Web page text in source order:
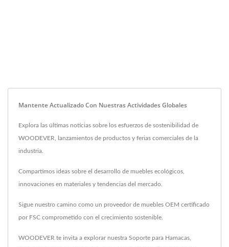
Mantente Actualizado Con Nuestras Actividades Globales
Explora las últimas noticias sobre los esfuerzos de sostenibilidad de
WOODEVER, lanzamientos de productos y ferias comerciales de la
industria.
Compartimos ideas sobre el desarrollo de muebles ecológicos,
innovaciones en materiales y tendencias del mercado.
Sigue nuestro camino como un proveedor de muebles OEM certificado
por FSC comprometido con el crecimiento sostenible.
WOODEVER te invita a explorar nuestra Soporte para Hamacas,